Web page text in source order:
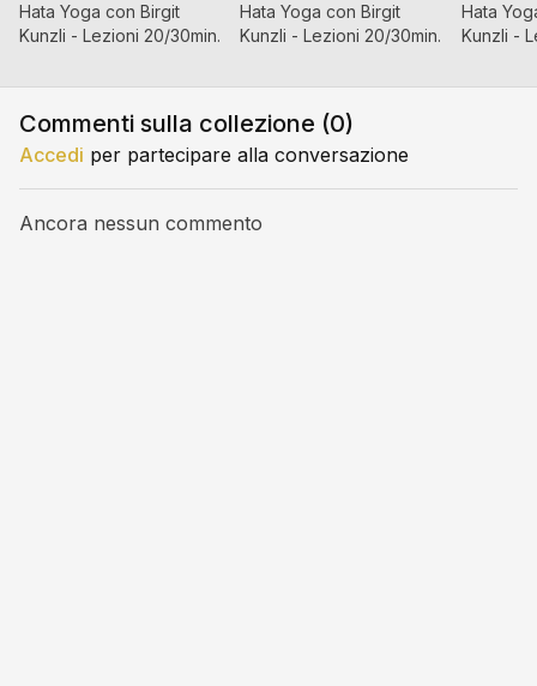
Hata Yoga con Birgit
Kunzli - Lezioni 20/30min.
Hata Yoga con Birgit
Kunzli - Lezioni 20/30min.
Hata
Kunzli -
Commenti sulla collezione (0)
Accedi per partecipare alla conversazione
Ancora nessun commento